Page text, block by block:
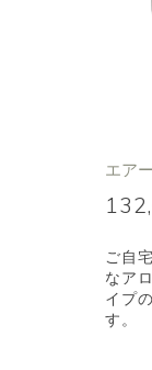
エア
ご自
なア
イプ
す。